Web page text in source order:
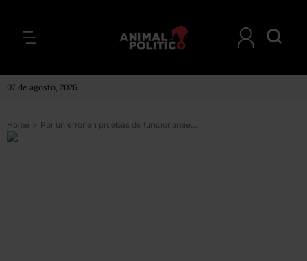
07 de agosto, 2026
Home > Por un error en pruebas de funcionamiento se activa la alerta sísmica en la CDMX